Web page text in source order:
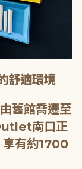
舒適環境
舊館喬遷至
南口正
享有約1700